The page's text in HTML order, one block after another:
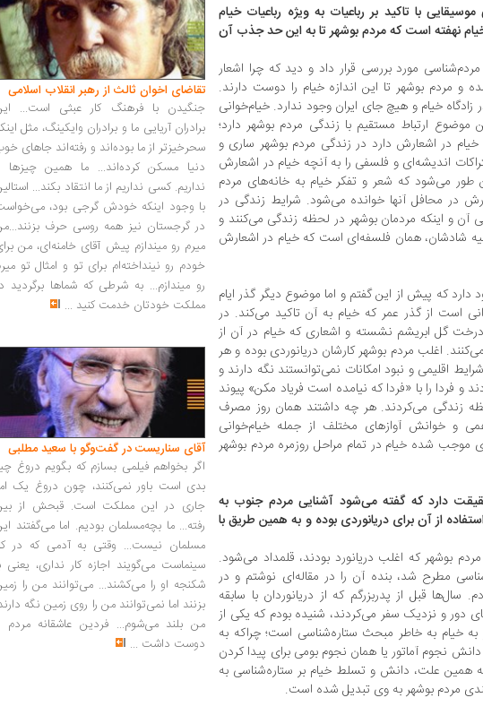
با تاکید بر رباعیات به ویژه رباعیات خیام
نهفته است که مردم بوشهر تا به این حد جذب آن
مورد بررسی قرار داد و دید که چرا اشعار
و مردم بوشهر تا این اندازه خیام را دوست دارند.
خیام و هیچ جای ایران وجود ندارد. خیام‌خوانی
ارتباط مستقیم با زندگی مردم بوشهر دارد؛
در اشعارش دارد در زندگی مردم بوشهر ساری و
اندیشه‌ای و فلسفی را به آنچه خیام در اشعارش
می‌شود که شعر و تفکر خیام به خانه‌های مردم
در محافل آنها خوانده می‌شود. شرایط زندگی در
آن و اینکه مردمان بوشهر در لحظه زندگی می‌کنند و
شادشان، همان فلسفه‌ای است که خیام در اشعارش
که پیش از این گفتم و اما موضوع دیگر گذر ایام
است از گذر عمر که خیام به آن تاکید می‌کند. در
درخت گل ابریشم نشسته و اشعاری که خیام در آن از
اغلب مردم بوشهر کارشان دریانوردی بوده و هر
اقلیمی و نبود امکانات نمی‌توانستند نگه دارند و
و فردا را با «فردا که نیامده است فریاد مکن» پیوند
زندگی می‌کردند. هر چه داشتند همان روز مصرف
و خوانش آوازهای مختلف از جمله خیام‌خوانی
موجب شده خیام در تمام مراحل روزمره مردم بوشهر
دارد که گفته می‌شود آشنایی مردم جنوب به
از آن برای دریانوردی بوده و به همین طریق با
بوشهر که اغلب دریانورد بودند، قلمداد می‌شود.
مطرح شد، بنده آن را در مقاله‌ای نوشتم و در
سال‌ها قبل از پدربزرگم که از دریانوردان با سابقه
دور و نزدیک سفر می‌کردند، شنیده بودم که یکی از
به خیام به خاطر مبحث ستاره‌شناسی است؛ چراکه به
دانش نجوم آماتور یا همان نجوم بومی برای پیدا کردن
همین علت، دانش و تسلط خیام بر ستاره‌شناسی به
مردم بوشهر به وی تبدیل شده است.
تقاضای اخوان ثالث از رهبر انقلاب اسلامی
جنگیدن با فرهنگ کار عبثی است...
برادران آریایی ما و برادران وایکینگ، مثل
سحرخیزتر از ما بوده‌اند و رفته‌اند جاهای
دنیا مسکن کرده‌اند... ما همین چیزها
نداریم. کسی نداریم از ما انتقاد بکند...
با وجود اینکه خودش گرجی بود،
در گرجستان نیز همه روسی حرف
میرم رو میندازم پیش آقای خامنه‌ای، من
خودم رو نینداخته‌ام برای تو و امثال تو
رو میندازم... به شرطی که شماها برگردید
مملکت خودتان خدمت کنید ...
آقای سناریست در گفت‌وگو با سعید مطلبی
اگر بخواهم فیلمی بسازم که بگویم دروغ
بدی است باور نمی‌کنند، چون دروغ یک
جاری در این مملکت است. قبحش از
رفته... ما بچه‌مسلمان بودیم. اما می‌گفتند
مسلمان نیست... وقتی به آدمی که در
سینماست می‌گویند اجازه کار نداری، یعنی
شکنجه او را می‌کشند... می‌توانند من را
بزنند اما نمی‌توانند من را روی زمین نگه
من بلند می‌شوم... فردین عاشقانه مردم
دوست داشت ...